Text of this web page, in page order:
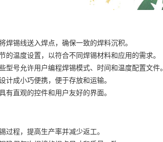
焊锡线送入焊点，确保一致的焊料沉积。
的温度设置，以符合不同焊锡材料和应用的需求。
型号允许用户编程焊锡模式、时间和温度配置文件。
计成小巧便携，便于存放和运输。
有直观的控件和用户友好的界面。
过程，提高生产率并减少返工。